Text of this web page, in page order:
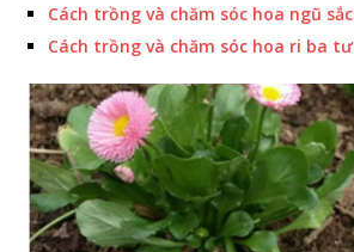
Cách trồng và chăm sóc hoa ngũ sắc
Cách trồng và chăm sóc hoa ri ba tư